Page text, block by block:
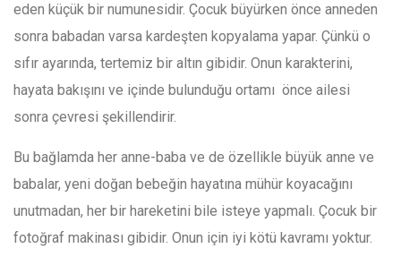
eden küçük bir numunesidir. Çocuk büyürken önce anneden
sonra babadan varsa kardeşten kopyalama yapar. Çünkü o
sıfır ayarında, tertemiz bir altın gibidir. Onun karakterini,
hayata bakışını ve içinde bulunduğu ortamı önce ailesi
sonra çevresi şekillendirir.
Bu bağlamda her anne-baba ve de özellikle büyük anne ve
babalar, yeni doğan bebeğin hayatına mühür koyacağını
unutmadan, her bir hareketini bile isteye yapmalı. Çocuk bir
fotoğraf makinası gibidir. Onun için iyi kötü kavramı yoktur.